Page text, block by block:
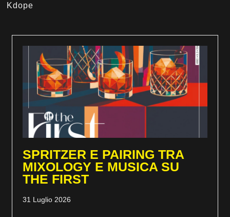
Kdope
SPRITZER E PAIRING TRA
MIXOLOGY E MUSICA SU
THE FIRST
31 Luglio 2026